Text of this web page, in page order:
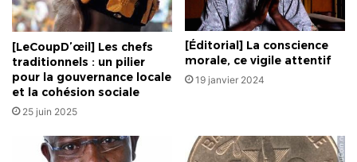
[LeCoupD’œil] Les chefs
traditionnels : un pilier
pour la gouvernance locale
et la cohésion sociale
25 juin 2025
[Éditorial] La conscience
morale, ce vigile attentif
19 janvier 2024